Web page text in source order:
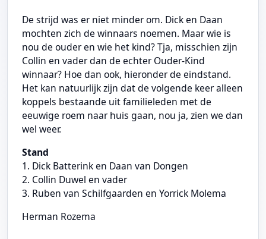
De strijd was er niet minder om. Dick en Daan
mochten zich de winnaars noemen. Maar wie is
nou de ouder en wie het kind? Tja, misschien zijn
Collin en vader dan de echter Ouder-Kind
winnaar? Hoe dan ook, hieronder de eindstand.
Het kan natuurlijk zijn dat de volgende keer alleen
koppels bestaande uit familieleden met de
eeuwige roem naar huis gaan, nou ja, zien we dan
wel weer.
Stand
1. Dick Batterink en Daan van Dongen
2. Collin Duwel en vader
3. Ruben van Schilfgaarden en Yorrick Molema
Herman Rozema